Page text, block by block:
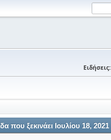
Ειδήσεις:
που ξεκινάει Ιουλίου 18, 2021